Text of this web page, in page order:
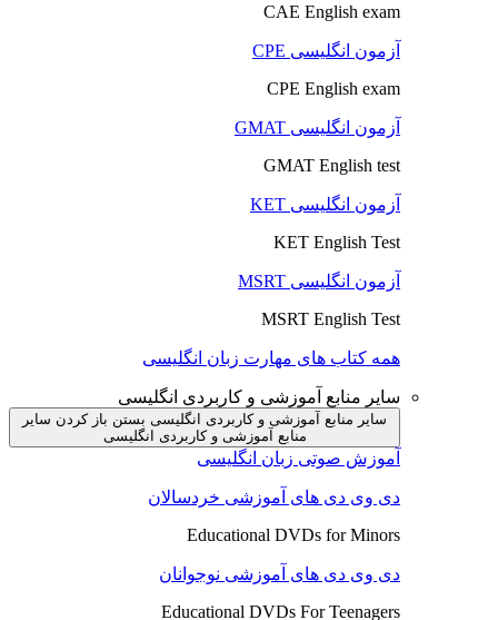
CAE English exam
آزمون انگلیسی CPE
CPE English exam
آزمون انگلیسی GMAT
GMAT English test
آزمون انگلیسی KET
KET English Test
آزمون انگلیسی MSRT
MSRT English Test
همه کتاب های مهارت زبان انگلیسی
سایر منابع آموزشی و کاربردی انگلیسی
سایر منابع آموزشی و کاربردی انگلیسی بستن باز کردن سایر
منابع آموزشی و کاربردی انگلیسی
آموزش صوتی زبان انگلیسی
دی وی دی های آموزشی خردسالان
Educational DVDs for Minors
دی وی دی های آموزشی نوجوانان
Educational DVDs For Teenagers